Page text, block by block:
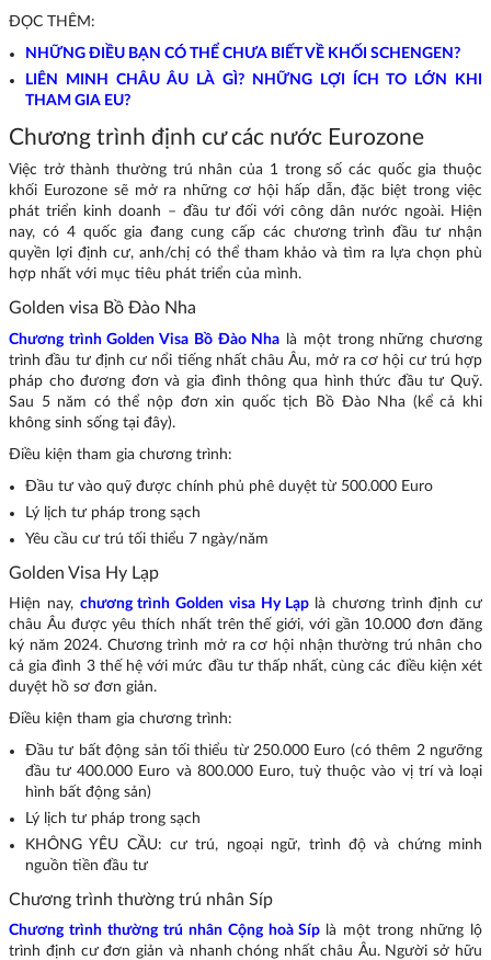
ĐỌC THÊM:
NHỮNG ĐIỀU BẠN CÓ THỂ CHƯA BIẾT VỀ KHỐI SCHENGEN?
LIÊN MINH CHÂU ÂU LÀ GÌ? NHỮNG LỢI ÍCH TO LỚN KHI
THAM GIA EU?
Chương trình định cư các nước Eurozone
Việc trở thành thường trú nhân của 1 trong số các quốc gia thuộc
khối Eurozone sẽ mở ra những cơ hội hấp dẫn, đặc biệt trong việc
phát triển kinh doanh – đầu tư đối với công dân nước ngoài. Hiện
nay, có 4 quốc gia đang cung cấp các chương trình đầu tư nhận
quyền lợi định cư, anh/chị có thể tham khảo và tìm ra lựa chọn phù
hợp nhất với mục tiêu phát triển của mình.
Golden visa Bồ Đào Nha
Chương trình Golden Visa Bồ Đào Nha là một trong những chương
trình đầu tư định cư nổi tiếng nhất châu Âu, mở ra cơ hội cư trú hợp
pháp cho đương đơn và gia đình thông qua hình thức đầu tư Quỹ.
Sau 5 năm có thể nộp đơn xin quốc tịch Bồ Đào Nha (kể cả khi
không sinh sống tại đây).
Điều kiện tham gia chương trình:
Đầu tư vào quỹ được chính phủ phê duyệt từ 500.000 Euro
Lý lịch tư pháp trong sạch
Yêu cầu cư trú tối thiểu 7 ngày/năm
Golden Visa Hy Lạp
Hiện nay, chương trình Golden visa Hy Lạp là chương trình định cư
châu Âu được yêu thích nhất trên thế giới, với gần 10.000 đơn đăng
ký năm 2024. Chương trình mở ra cơ hội nhận thường trú nhân cho
cả gia đình 3 thế hệ với mức đầu tư thấp nhất, cùng các điều kiện xét
duyệt hồ sơ đơn giản.
Điều kiện tham gia chương trình:
Đầu tư bất động sản tối thiểu từ 250.000 Euro (có thêm 2 ngưỡng
đầu tư 400.000 Euro và 800.000 Euro, tuỳ thuộc vào vị trí và loại
hình bất động sản)
Lý lịch tư pháp trong sạch
KHÔNG YÊU CẦU: cư trú, ngoại ngữ, trình độ và chứng minh
nguồn tiền đầu tư
Chương trình thường trú nhân Síp
Chương trình thường trú nhân Cộng hoà Síp là một trong những lộ
trình định cư đơn giản và nhanh chóng nhất châu Âu. Người sở hữu